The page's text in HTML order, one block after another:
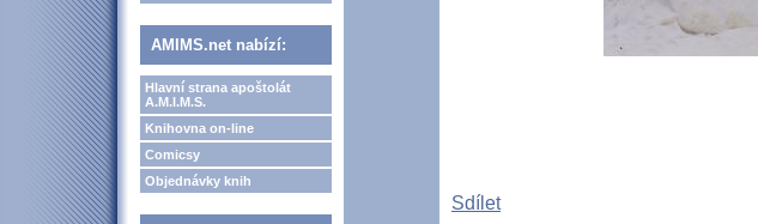
AMIMS.net nabízí:
Hlavní strana apoštolát
A.M.I.M.S.
Knihovna on-line
Comicsy
Objednávky knih
Sdílet